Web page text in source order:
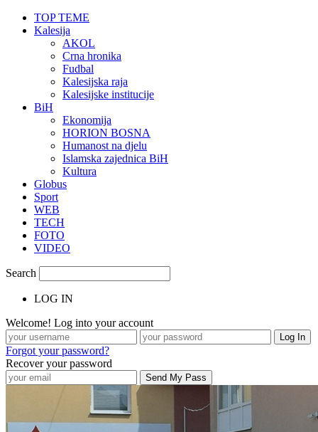
TOP TEME
Kalesija
AKOL
Crna hronika
Fudbal
Kalesijska raja
Kalesijske institucije
BiH
Ekonomija
HORION BOSNA
Humanost na djelu
Islamska zajednica BiH
Kultura
Globus
Sport
WEB
TECH
FOTO
VIDEO
Search
LOG IN
Welcome! Log into your account
Forgot your password?
Recover your password